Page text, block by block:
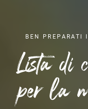
BEN PREPARATI
Lista di
per la